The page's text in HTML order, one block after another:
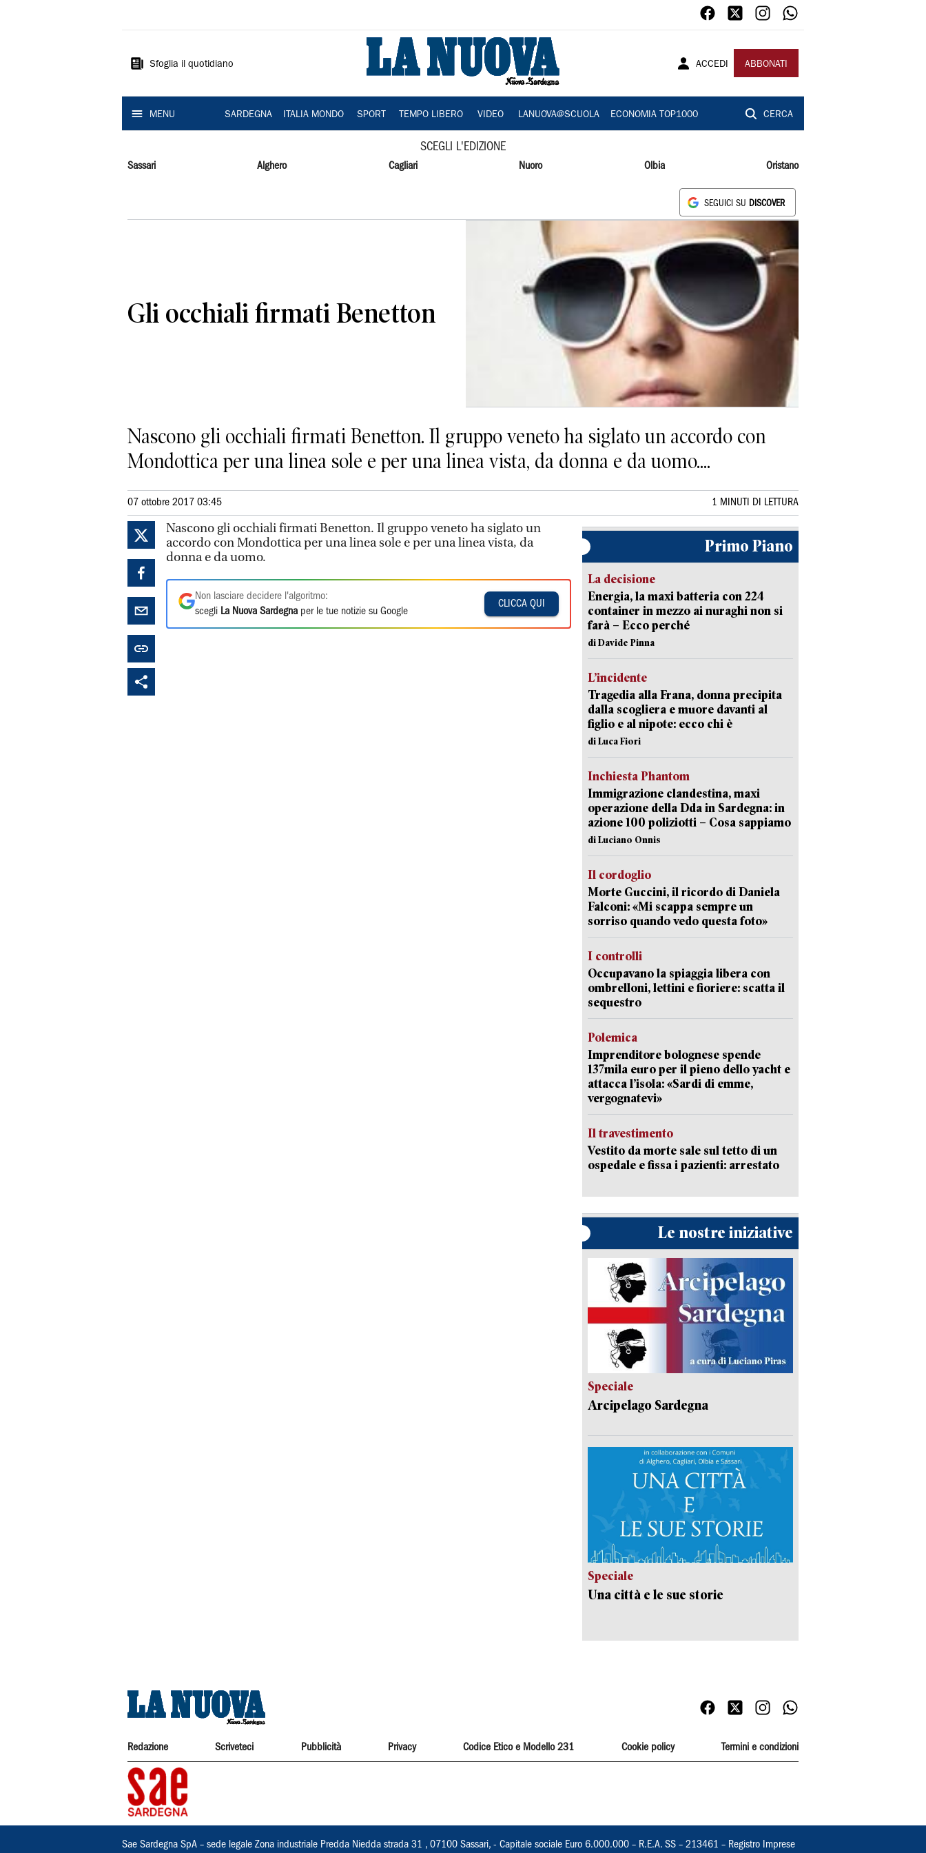
Sardegna
Sfoglia il quotidiano ACCEDI ABBONATI
MENU SARDEGNA ITALIA MONDO SPORT TEMPO LIBERO VIDEO LANUOVA@SCUOLA ECONOMIA TOP1000 CERCA
SCEGLI L'EDIZIONE
Sassari Alghero Cagliari Nuoro Olbia Oristano
SEGUICI SU DISCOVER
Gli occhiali firmati Benetton
Nascono gli occhiali firmati Benetton. Il gruppo veneto ha siglato un accordo con
Mondottica per una linea sole e per una linea vista, da donna e da uomo....
07 ottobre 2017 03:45 1 MINUTI DI LETTURA
Nascono gli occhiali firmati Benetton. Il gruppo veneto ha siglato un
accordo con Mondottica per una linea sole e per una linea vista, da
donna e da uomo.
Non lasciare decidere l'algoritmo:
scegli La Nuova Sardegna per le tue notizie su Google
CLICCA QUI
Primo Piano
La decisione
Energia, la maxi batteria con 224
container in mezzo ai nuraghi non si
farà – Ecco perché
di Davide Pinna
L’incidente
Tragedia alla Frana, donna precipita
dalla scogliera e muore davanti al
figlio e al nipote: ecco chi è
di Luca Fiori
Inchiesta Phantom
Immigrazione clandestina, maxi
operazione della Dda in Sardegna: in
azione 100 poliziotti – Cosa sappiamo
di Luciano Onnis
Il cordoglio
Morte Guccini, il ricordo di Daniela
Falconi: «Mi scappa sempre un
sorriso quando vedo questa foto»
I controlli
Occupavano la spiaggia libera con
ombrelloni, lettini e fioriere: scatta il
sequestro
Polemica
Imprenditore bolognese spende
137mila euro per il pieno dello yacht e
attacca l’isola: «Sardi di emme,
vergognatevi»
Il travestimento
Vestito da morte sale sul tetto di un
ospedale e fissa i pazienti: arrestato
Le nostre iniziative
Speciale
Arcipelago Sardegna
Speciale
Una città e le sue storie
Redazione Scriveteci Pubblicità Privacy Codice Etico e Modello 231 Cookie policy Termini e condizioni
Sae Sardegna SpA – sede legale Zona industriale Predda Niedda strada 31 , 07100 Sassari, - Capitale sociale Euro 6.000.000 – R.E.A. SS – 213461 – Registro Imprese